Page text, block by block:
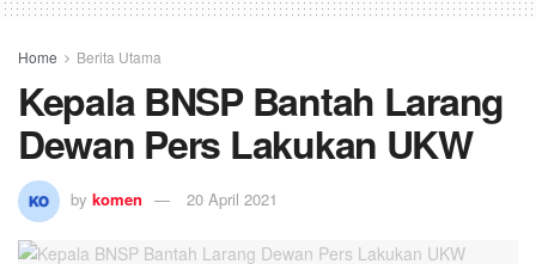
Home Berita Utama
Kepala BNSP Bantah Larang
Dewan Pers Lakukan UKW
by komen 20 April 2021